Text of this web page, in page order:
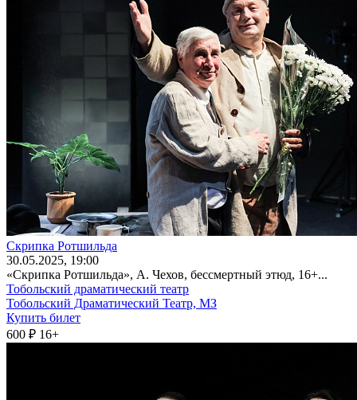
Скрипка Ротшильда
30.05.2025, 19:00
«Скрипка Ротшильда», А. Чехов, бессмертный этюд, 16+...
Тобольский драматический театр
Тобольский Драматический Театр, МЗ
Купить билет
600 ₽ 16+